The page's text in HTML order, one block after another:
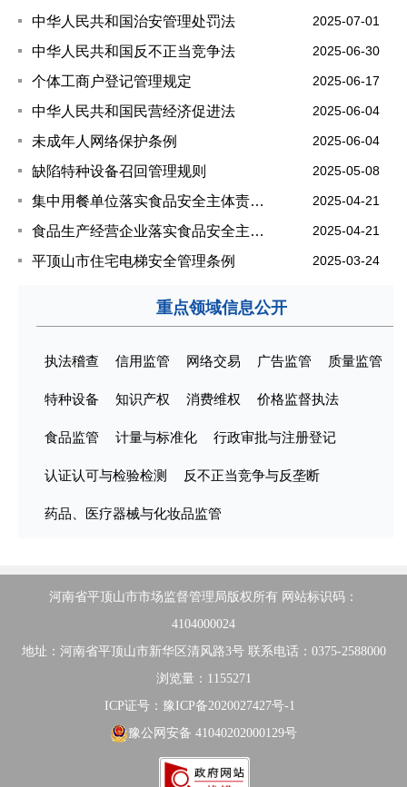
2025-07-01
中华人民共和国治安管理处罚法
2025-06-30
中华人民共和国反不正当竞争法
2025-06-17
个体工商户登记管理规定
2025-06-04
中华人民共和国民营经济促进法
2025-06-04
未成年人网络保护条例
2025-05-08
缺陷特种设备召回管理规则
2025-04-21
集中用餐单位落实食品安全主体责任监督管理规定
2025-04-21
食品生产经营企业落实食品安全主体责任监督管理规定
2025-03-24
平顶山市住宅电梯安全管理条例
重点领域信息公开
执法稽查 信用监管 网络交易 广告监管 质量监管
特种设备 知识产权 消费维权 价格监督执法
食品监管 计量与标准化 行政审批与注册登记
认证认可与检验检测 反不正当竞争与反垄断
药品、医疗器械与化妆品监管
河南省平顶山市市场监督管理局版权所有 网站标识码：
4104000024
地址：河南省平顶山市新华区清风路3号 联系电话：0375-2588000
浏览量：1155271
ICP证号：豫ICP备2020027427号-1
豫公网安备 41040202000129号